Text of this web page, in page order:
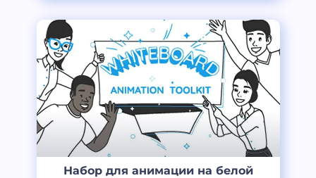
Набор для анимации на белой